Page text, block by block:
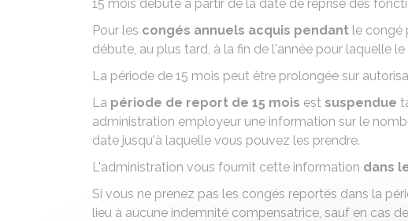
15 mois débute à partir de la date de reprise des
Pour les congés annuels acquis pendant le congé
débute, au plus tard, à la fin de l'année pour laquelle
La période de 15 mois peut être prolongée sur
La période de report de 15 mois est suspendue
administration employeur une information sur le
date jusqu'à laquelle vous pouvez les prendre.
L'administration vous fournit cette information dans
Si vous ne prenez pas les congés reportés dans la
lieu à aucune indemnité compensatrice, sauf en cas